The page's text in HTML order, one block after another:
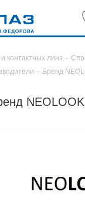
контактных линз -
- Бренд
NEOLOOK